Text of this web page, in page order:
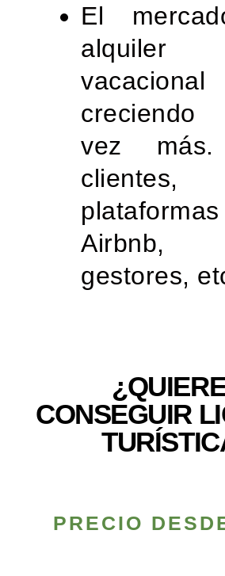
El
alquiler
vez
clientes,
Airbnb,
gestores,
CONSEGUIR
PRECIO